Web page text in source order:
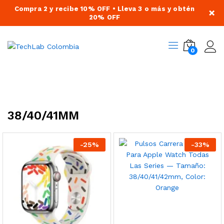
Compra 2 y recibe 10% OFF • Lleva 3 o más y obtén
20% OFF
×
0
38/40/41MM
-25% -33%